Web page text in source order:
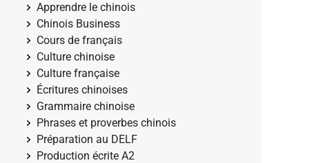
Apprendre le chinois
Chinois Business
Cours de français
Culture chinoise
Culture française
Écritures chinoises
Grammaire chinoise
Phrases et proverbes chinois
Préparation au DELF
Production écrite A2